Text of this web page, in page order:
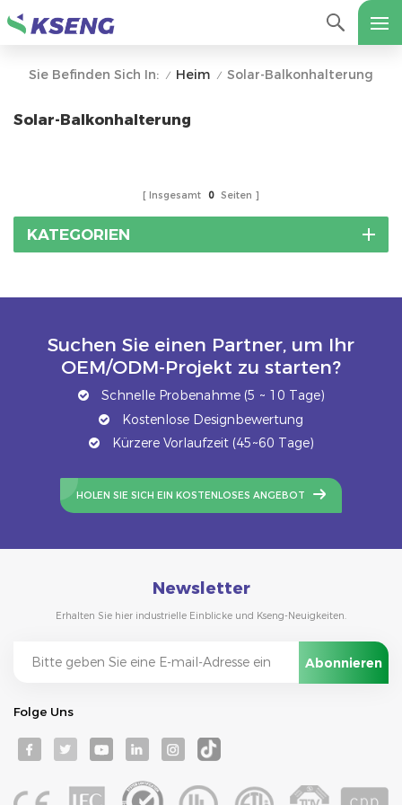
Sie Befinden Sich In: / Heim / Solar-Balkonhalterung
Solar-Balkonhalterung
Insgesamt 0 Seiten
KATEGORIEN
Suchen Sie einen Partner, um Ihr
OEM/ODM-Projekt zu starten?
Schnelle Probenahme (5 ~ 10 Tage)
Kostenlose Designbewertung
Kürzere Vorlaufzeit (45~60 Tage)
HOLEN SIE SICH EIN KOSTENLOSES ANGEBOT
Newsletter
Erhalten Sie hier industrielle Einblicke und Kseng-Neuigkeiten.
Folge Uns